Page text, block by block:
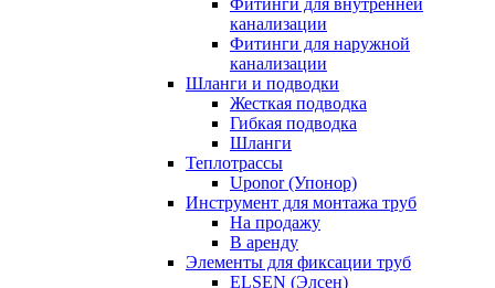
Фитинги для внутренней
канализации
Фитинги для наружной
канализации
Шланги и подводки
Жесткая подводка
Гибкая подводка
Шланги
Теплотрассы
Uponor (Упонор)
Инструмент для монтажа труб
На продажу
В аренду
Элементы для фиксации труб
ELSEN (Элсен)